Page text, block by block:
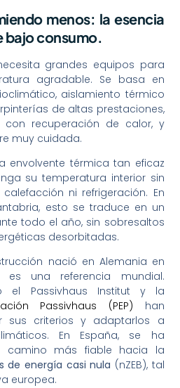
menos: la esencia
bajo consumo.
grandes equipos para
agradable. Se basa en
aislamiento térmico
de altas prestaciones,
con recuperación de calor, y
muy cuidada.
envolvente térmica tan eficaz
su temperatura interior sin
ni refrigeración. En
esto se traduce en un
todo el año, sin sobresaltos
desorbitadas.
nació en Alemania en
una referencia mundial.
el Passivhaus Institut y la
Passivhaus (PEP) han
sus criterios y adaptarlos a
En España, se ha
camino más fiable hacia la
de energía casi nula (nZEB), tal
europea.